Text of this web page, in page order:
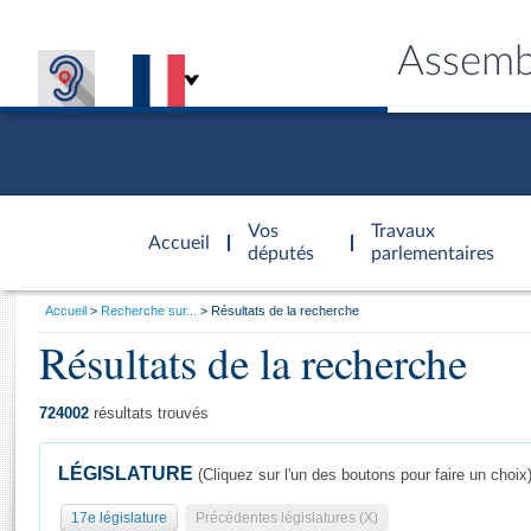
Accueil
d'accueil
Vos
députés
Travaux
parlementaires
Général
Vous
Accueil Recherche sur... Résultats de la recherche
Résultats de la recherche
724002 résultats trouvés
LÉGISLATURE (Cliquez sur l'un des boutons pour faire un choix)
17e législature Précédentes législatures (X)